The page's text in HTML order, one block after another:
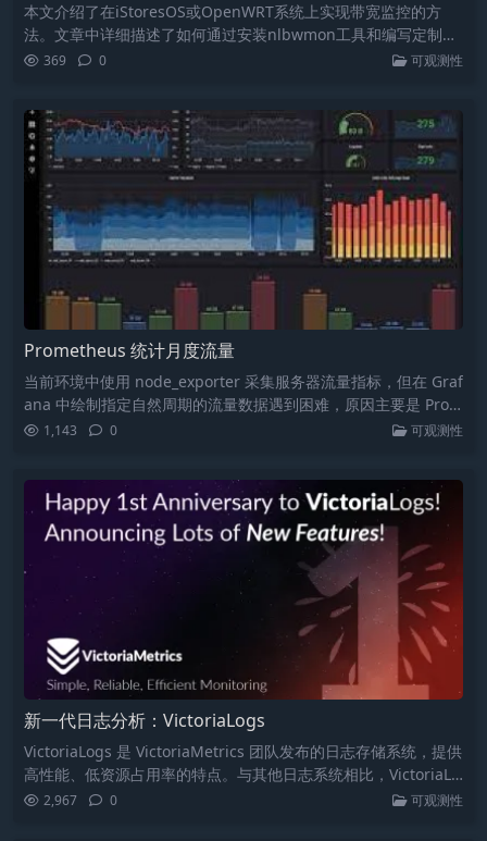
本文介绍了在iStoresOS或OpenWRT系统上实现带宽监控的方
法。文章中详细描述了如何通过安装nlbwmon工具和编写定制脚
本来采集各设备的网络流量数据，然后利用node_exporter将这
369 0 可观测性
Prometheus 统计月度流量
当前环境中使用 node_exporter 采集服务器流量指标，但在 Graf
ana 中绘制指定自然周期的流量数据遇到困难，原因主要是 Prom
etheus 的时间序列数据库（TSDB）模型和滑动窗口查询机制。
因此，为了实现按自然周期（月）统计流量，并且解决计数器重
是一个轻量级的网络流量监控工具，可以生成流量报告。结合 no
de_exporter 自定义指标收集流量数据，通过定时任务运行 Shell
脚本，利用 vnStat 提取数据并输出为 Prometheus 可读格式，
从而完成需求。
文章中包括了安装 vnStat 的步骤、常用命令以及如何通过 shell
脚本与 node_exporter 集成。这一方法有效填补了直接采集流量
指标无法满足的需求，能够准确为自然周期内的数据提供监控支
持。
1,143 0 可观测性
新一代日志分析：VictoriaLogs
VictoriaLogs 是 VictoriaMetrics 团队发布的日志存储系统，提供
高性能、低资源占用率的特点。与其他日志系统相比，VictoriaLo
gs 配置简单易操作，支持强大的查询功能和实时跟踪。数据模型
2,967 0 可观测性